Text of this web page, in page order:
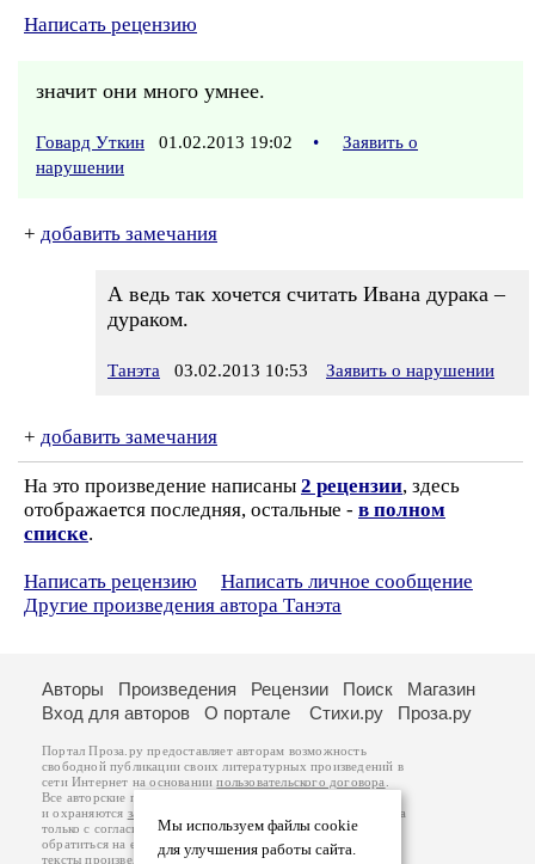
Написать рецензию
значит они много умнее.
Говард Уткин 01.02.2013 19:02 •
Заявить о
нарушении
+ добавить замечания
А ведь так хочется считать Ивана дурака –
дураком.
Танэта 03.02.2013 10:53 Заявить о нарушении
+ добавить замечания
На это произведение написаны 2 рецензии, здесь
отображается последняя, остальные - в полном
списке.
Написать рецензию
Написать личное сообщение
Другие произведения автора Танэта
Мы используем файлы cookie
для улучшения работы сайта.
Авторы Произведения Рецензии Поиск
Магазин
Вход для авторов
О портале Стихи.ру Проза.ру
Портал Проза.ру предоставляет авторам возможность
свободной публикации своих литературных произведений в
сети Интернет на основаниипользовательского договора
Все авторские права на произведения принадлежат авторам
и охраняются законом
. Перепечатка произведений возможна
только с согласия его автора, к которому вы можете
обратиться на его авторской странице. Ответственность за
тексты произведений авторы несут самостоятельно на